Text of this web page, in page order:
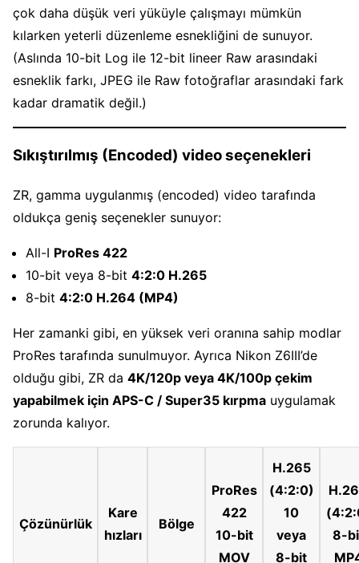
çok daha düşük veri yüküyle çalışmayı mümkün
kılarken yeterli düzenleme esnekliğini de sunuyor.
(Aslında 10-bit Log ile 12-bit lineer Raw arasındaki
esneklik farkı, JPEG ile Raw fotoğraflar arasındaki fark
kadar dramatik değil.)
Sıkıştırılmış (Encoded) video seçenekleri
ZR, gamma uygulanmış (encoded) video tarafında
oldukça geniş seçenekler sunuyor:
All-I ProRes 422
10-bit veya 8-bit 4:2:0 H.265
8-bit 4:2:0 H.264 (MP4)
Her zamanki gibi, en yüksek veri oranına sahip modlar
ProRes tarafında sunulmuyor. Ayrıca Nikon Z6III’de
olduğu gibi, ZR da 4K/120p veya 4K/100p çekim
yapabilmek için APS-C / Super35 kırpma uygulamak
zorunda kalıyor.
Çözünürlük
Kare
hızları
Bölge
ProRes
422
10-bit
MOV
H.265
(4:2:0)
10
veya
8-bit
8-